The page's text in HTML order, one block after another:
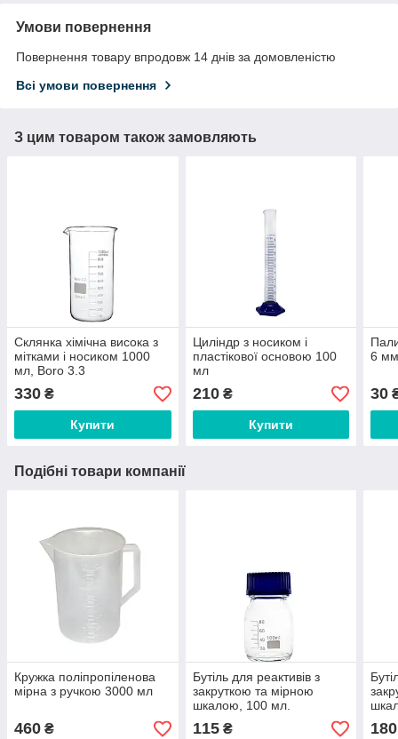
Умови повернення
Повернення товару впродовж 14 днів за домовленістю
Всі умови повернення
З цим товаром також замовляють
Склянка хімічна висока з
мітками і носиком 1000
мл, Boro 3.3
330 ₴
Купити
Циліндр з носиком і
пластікової основою 100
мл
210₴
Купити
6
30
Подібні товари компанії
Кружка поліпропіленова
мірна з ручкою 3000 мл
460 ₴
Бутіль для реактивів з
закруткою та мірною
шкалою, 100 мл.
115₴ 180